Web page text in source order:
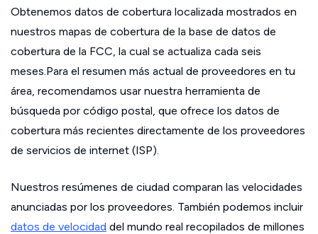
Obtenemos datos de cobertura localizada mostrados en
nuestros mapas de cobertura de la base de datos de
cobertura de la FCC, la cual se actualiza cada seis
meses.Para el resumen más actual de proveedores en tu
área, recomendamos usar nuestra herramienta de
búsqueda por código postal, que ofrece los datos de
cobertura más recientes directamente de los proveedores
de servicios de internet (ISP).
Nuestros resúmenes de ciudad comparan las velocidades
anunciadas por los proveedores. También podemos incluir
datos de velocidad del mundo real recopilados de millones